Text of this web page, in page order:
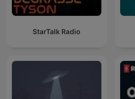
StarTalk Radio